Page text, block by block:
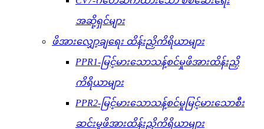
အဆို့ရှင်များ
ဖိအားလျှော့ချရေး ထိန်းညှိကိရိယာများ
PPR1-မြင့်မားသောသန့်စင်မှုဖိအားထိန်းညှိ
ကိရိယာများ
PPR2-မြင့်မားသောသန့်စင်မှုမြင့်မားသောစီး
ဆင်းမှုဖိအားထိန်းညှိကိရိယာများ